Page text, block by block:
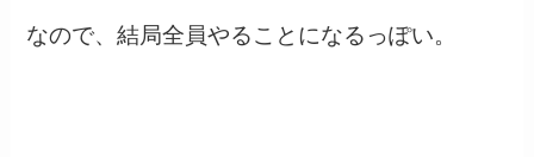
なので、結局全員やることになるっぽい。